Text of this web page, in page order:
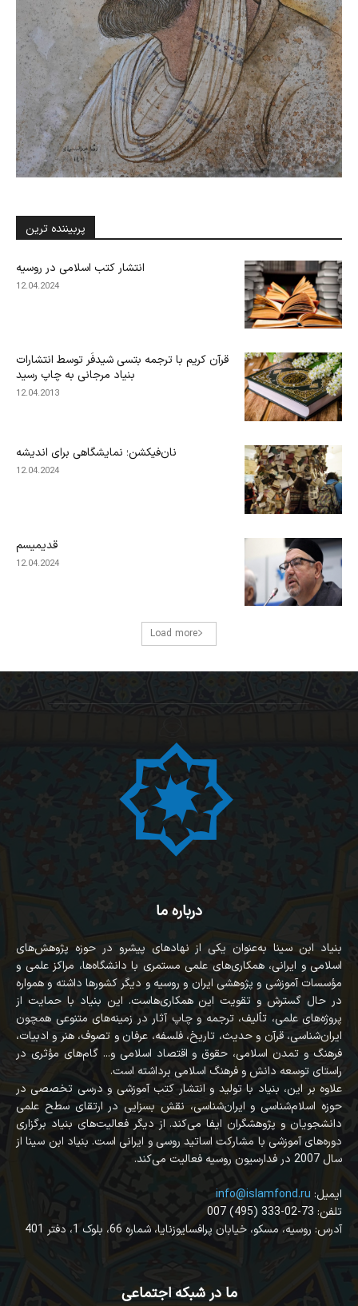
پربیننده ترین
انتشار کتب اسلامی در روسیه
12.04.2024
قرآن کریم با ترجمه بتسی شیدفَر توسط انتشارات
بنیاد مرجانی به چاپ رسید
12.04.2013
نان‌فیکشن؛ نمایشگاهی برای اندیشه
12.04.2024
قدیمیسم
12.04.2024
Load more
درباره ما
بنیاد ابن سینا به‌عنوان یکی از نهادهای پیشرو در حوزه پژوهش‌های
اسلامی و ایرانی، همکاری‌های علمی مستمری با دانشگاه‌ها، مراکز علمی و
مؤسسات آموزشی و پژوهشی ایران و روسیه و دیگر کشورها داشته و همواره
در حال گسترش و تقویت این همکاری‌هاست. این بنیاد با حمایت از
پروژه‌های علمی، تألیف، ترجمه و چاپ آثار در زمینه‌های متنوعی همچون
ایران‌شناسی، قرآن‌ و حدیث، تاریخ، فلسفه، عرفان و تصوف، هنر و ادبیات،
فرهنگ و تمدن اسلامی، حقوق و اقتصاد اسلامی و... گام‌های مؤثری در
راستای توسعه دانش و فرهنگ اسلامی برداشته است.
علاوه بر این، بنیاد با تولید و انتشار کتب آموزشی و درسی تخصصی در
حوزه اسلام‌شناسی و ایران‌شناسی، نقش بسزایی در ارتقای سطح علمی
دانشجویان و پژوهشگران ایفا می‌کند. از دیگر فعالیت‌های بنیاد برگزاری
دوره‌های آموزشی با مشارکت اساتید روسی و ایرانی است. بنیاد ابن سینا از
سال 2007 در فدارسیون روسیه فعالیت می‌کند.
info@islamfond.ru :ایمیل
007 (495) 333-02-73 :تلفن
آدرس: روسیه، مسکو، خیابان پرافسایوزنایا، شماره 66، بلوک 1، دفتر 401
ما در شبکه اجتماعی